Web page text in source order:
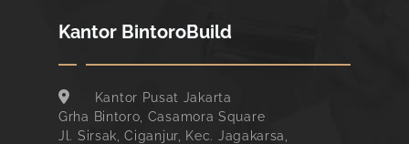
Kantor BintoroBuild
Kantor Pusat Jakarta
Grha Bintoro, Casamora Square
Jl. Sirsak, Ciganjur, Kec. Jagakarsa,